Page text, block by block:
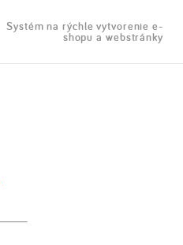
Systém na rýchle vytvorenie e-
shopu a webstránky